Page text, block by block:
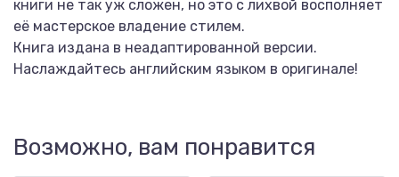
книги не так уж сложен, но это с лихвой восполняет
её мастерское владение стилем.
Книга издана в неадаптированной версии.
Наслаждайтесь английским языком в оригинале!
Возможно, вам понравится